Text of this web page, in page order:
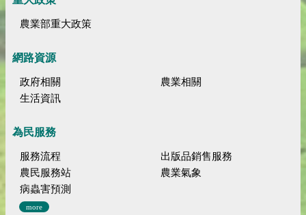
農業部重大政策
網路資源
政府相關
農業相關
生活資訊
為民服務
服務流程
出版品銷售服務
農民服務站
農業氣象
病蟲害預測
more